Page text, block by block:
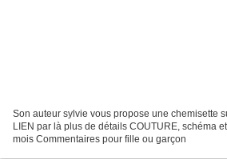
Son auteur sylvie vous propose une chemisette
LIEN par là plus de détails COUTURE, schéma
mois Commentaires pour fille ou garçon